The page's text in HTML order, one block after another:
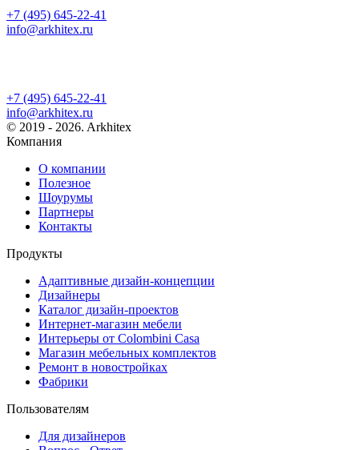
+7 (495) 645-22-41
info@arkhitex.ru
+7 (495) 645-22-41
info@arkhitex.ru
© 2019 - 2026. Arkhitex
Компания
О компании
Полезное
Шоурумы
Партнеры
Контакты
Продукты
Адаптивные дизайн-концепции
Дизайнеры
Каталог дизайн-проектов
Интернет-магазин мебели
Интерьеры от Colombini Casa
Магазин мебельных комплектов
Ремонт в новостройках
Фабрики
Пользователям
Для дизайнеров